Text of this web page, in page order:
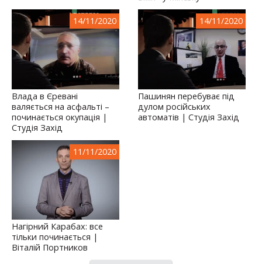
14/11/2020
Влада в Єревані
валяється на асфальті –
починається окупація |
Студія Захід
14/11/2020
Пашинян перебуває під
дулом російських
автоматів | Студія Захід
11/11/2020
Нагірний Карабах: все
тільки починається |
Віталій Портников